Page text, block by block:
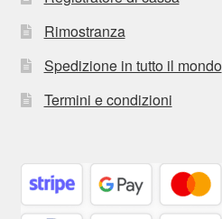
Rimostranza
Spedizione in tutto il mondo
Termini e condizioni